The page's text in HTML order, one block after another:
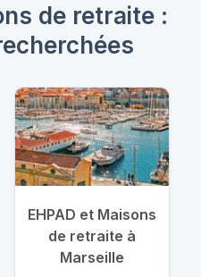
de retraite :
EHPAD et Maisons
de retraite à
Marseille